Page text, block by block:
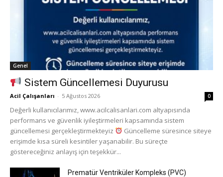
Genel
Sistem Güncellemesi Duyurusu
Acil Çalışanları - 5 Ağustos 2026 0
Değerli kullanıcılarımız, www.acilcalisanlari.com altyapısında
performans ve güvenlik iyileştirmeleri kapsamında sistem
güncellemesi gerçekleştirmekteyiz
Güncelleme süresince siteye
erişimde kısa süreli kesintiler yaşanabilir. Bu süreçte
göstereceğiniz anlayış için teşekkür...
Prematür Ventriküler Kompleks (PVC)